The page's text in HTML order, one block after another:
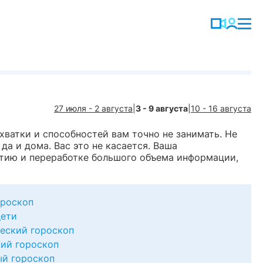
27 июля - 2 августа 3 - 9 августа 10 - 16 августа
и способностей вам точно не занимать. Не
и дома. Вас это не касается. Ваша
и переработке большого объема информации,
гороскоп
гороскоп
гороскоп